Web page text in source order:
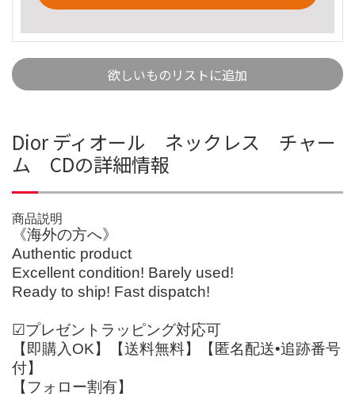
欲しいものリストに追加
Dior ディオール ネックレス チャー
ム CDの詳細情報
商品説明
《海外の方へ》
Authentic product
Excellent condition! Barely used!
Ready to ship! Fast dispatch!
☑︎プレゼントラッピング対応可
【即購入OK】【送料無料】【匿名配送•追跡番号
付】
【フォロー割有】